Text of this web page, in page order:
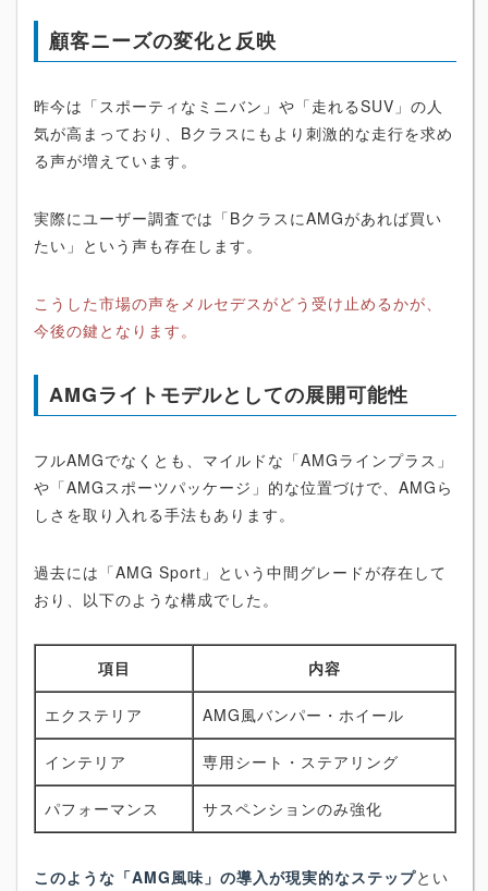
顧客ニーズの変化と反映
昨今は「スポーティなミニバン」や「走れるSUV」の人
気が高まっており、Bクラスにもより刺激的な走行を求め
る声が増えています。
実際にユーザー調査では「BクラスにAMGがあれば買い
たい」という声も存在します。
こうした市場の声をメルセデスがどう受け止めるかが、
今後の鍵となります。
AMGライトモデルとしての展開可能性
フルAMGでなくとも、マイルドな「AMGラインプラス」
や「AMGスポーツパッケージ」的な位置づけで、AMGら
しさを取り入れる手法もあります。
過去には「AMG Sport」という中間グレードが存在して
おり、以下のような構成でした。
項目 内容
エクステリア AMG風バンパー・ホイール
インテリア 専用シート・ステアリング
パフォーマンス サスペンションのみ強化
このような「AMG風味」の導入が現実的なステップとい